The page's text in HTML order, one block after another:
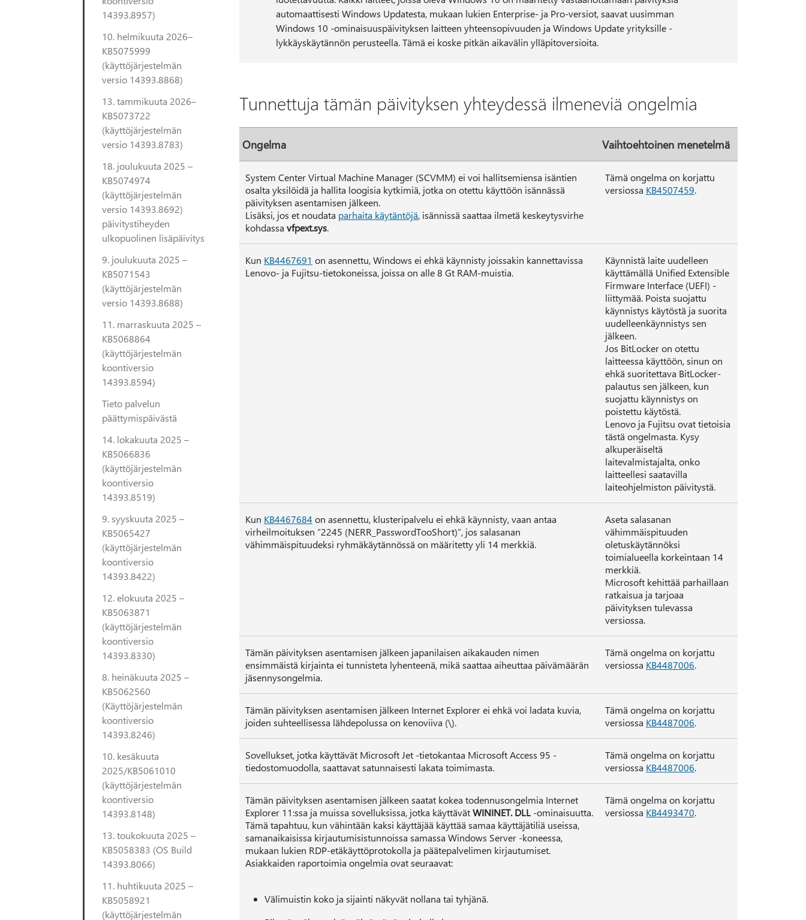
14393.8957)
10. helmikuuta 2026–
KB5075999
(käyttöjärjestelmän
versio 14393.8868)
13. tammikuuta 2026–
KB5073722
(käyttöjärjestelmän
versio 14393.8783)
18. joulukuuta 2025 –
KB5074974
(käyttöjärjestelmän
versio 14393.8692)
päivitystiheyden
ulkopuolinen lisäpäivitys
9. joulukuuta 2025 –
KB5071543
(käyttöjärjestelmän
versio 14393.8688)
11. marraskuuta 2025 –
KB5068864
(käyttöjärjestelmän
koontiversio
14393.8594)
Tieto palvelun
päättymispäivästä
14. lokakuuta 2025 –
KB5066836
(käyttöjärjestelmän
koontiversio
14393.8519)
9. syyskuuta 2025 –
KB5065427
(käyttöjärjestelmän
koontiversio
14393.8422)
12. elokuuta 2025 –
KB5063871
(käyttöjärjestelmän
koontiversio
14393.8330)
8. heinäkuuta 2025 –
KB5062560
(Käyttöjärjestelmän
koontiversio
14393.8246)
10. kesäkuuta
2025/KB5061010
(käyttöjärjestelmän
koontiversio
14393.8148)
13. toukokuuta 2025 –
KB5058383 (OS Build
14393.8066)
11. huhtikuuta 2025 –
KB5058921
(käyttöjärjestelmän
automaattisesti Windows Updatesta, mukaan lukien Enterprise- ja Pro-versiot, saavat uusimman
Windows 10 -ominaisuuspäivityksen laitteen yhteensopivuuden ja Windows Update yrityksille -
lykkäyskäytännön perusteella. Tämä ei koske pitkän aikavälin ylläpitoversioita.
Tunnettuja tämän päivityksen yhteydessä ilmeneviä ongelmia
Ongelma Vaihtoehtoinen menetelmä
System Center Virtual Machine Manager (SCVMM) ei voi hallitsemiensa isäntien
osalta yksilöidä ja hallita loogisia kytkimiä, jotka on otettu käyttöön isännässä
päivityksen asentamisen jälkeen.
Lisäksi, jos et noudata parhaita käytäntöjä, isännissä saattaa ilmetä keskeytysvirhe
kohdassa vfpext.sys.
Tämä ongelma on korjattu
versiossa KB4507459.
Kun KB4467691 on asennettu, Windows ei ehkä käynnisty joissakin kannettavissa
Lenovo- ja Fujitsu-tietokoneissa, joissa on alle 8 Gt RAM-muistia.
Käynnistä laite uudelleen
käyttämällä Unified Extensible
Firmware Interface (UEFI) -
liittymää. Poista suojattu
käynnistys käytöstä ja suorita
uudelleenkäynnistys sen
jälkeen.
Jos BitLocker on otettu
laitteessa käyttöön, sinun on
ehkä suoritettava BitLocker-
palautus sen jälkeen, kun
suojattu käynnistys on
poistettu käytöstä.
Lenovo ja Fujitsu ovat tietoisia
tästä ongelmasta. Kysy
alkuperäiseltä
laitevalmistajalta, onko
laitteellesi saatavilla
laiteohjelmiston päivitystä.
Kun KB4467684 on asennettu, klusteripalvelu ei ehkä käynnisty, vaan antaa
virheilmoituksen ”2245 (NERR_PasswordTooShort)”, jos salasanan
vähimmäispituudeksi ryhmäkäytännössä on määritetty yli 14 merkkiä.
Aseta salasanan
vähimmäispituuden
oletuskäytännöksi
toimialueella korkeintaan 14
merkkiä.
Microsoft kehittää parhaillaan
ratkaisua ja tarjoaa
päivityksen tulevassa
versiossa.
Tämän päivityksen asentamisen jälkeen japanilaisen aikakauden nimen
ensimmäistä kirjainta ei tunnisteta lyhenteenä, mikä saattaa aiheuttaa päivämäärän
jäsennysongelmia.
Tämä ongelma on korjattu
versiossa KB4487006.
Tämän päivityksen asentamisen jälkeen Internet Explorer ei ehkä voi ladata kuvia,
joiden suhteellisessa lähdepolussa on kenoviiva (\).
Tämä ongelma on korjattu
versiossa KB4487006.
Sovellukset, jotka käyttävät Microsoft Jet -tietokantaa Microsoft Access 95 -
tiedostomuodolla, saattavat satunnaisesti lakata toimimasta.
Tämä ongelma on korjattu
versiossa KB4487006.
Tämän päivityksen asentamisen jälkeen saatat kokea todennusongelmia Internet
Explorer 11:ssa ja muissa sovelluksissa, jotka käyttävätWININET. DLL -ominaisuutta.
Tämä tapahtuu, kun vähintään kaksi käyttäjää käyttää samaa käyttäjätiliä useissa,
samanaikaisissa kirjautumisistunnoissa samassa Windows Server -koneessa,
mukaan lukien RDP-etäkäyttöprotokolla ja päätepalvelimen kirjautumiset.
Asiakkaiden raportoimia ongelmia ovat seuraavat:
Välimuistin koko ja sijainti näkyvät nollana tai tyhjänä.
Tämä ongelma on korjattu
versiossa KB4493470.